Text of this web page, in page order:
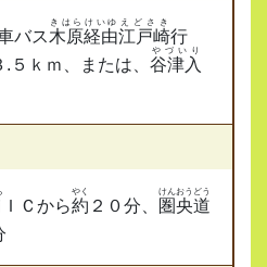
バス木原
きはら
経由
けいゆ
江戸崎
えどさき
行
.５ｋｍ、または、 谷津入
やづいり
ＩＣから約
やく
２０分、 圏央道
けんおうどう